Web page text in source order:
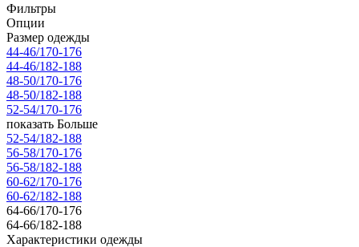
Фильтры
Опции
Размер одежды
44-46/170-176
44-46/182-188
48-50/170-176
48-50/182-188
52-54/170-176
показать Больше
52-54/182-188
56-58/170-176
56-58/182-188
60-62/170-176
60-62/182-188
64-66/170-176
64-66/182-188
Характеристики одежды